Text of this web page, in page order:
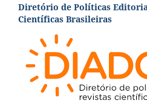
Diretório de Políticas
Científicas Brasileiras